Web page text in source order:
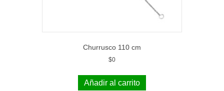
Churrusco 110 cm
$0
Añadir al carrito